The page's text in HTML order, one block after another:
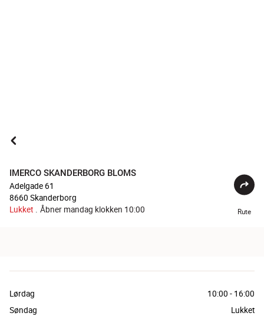
IMERCO SKANDERBORG BLOMS
Adelgade 61
8660 Skanderborg
Lukket
Åbner mandag klokken 10:00 Rute
Lørdag 10:00 - 16:00
Søndag
Lukket